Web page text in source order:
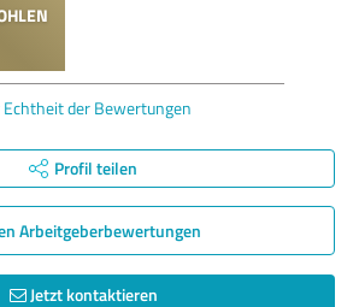
Echtheit der Bewertungen
Profil teilen
Arbeitgeber­bewertungen
Jetzt kontaktieren